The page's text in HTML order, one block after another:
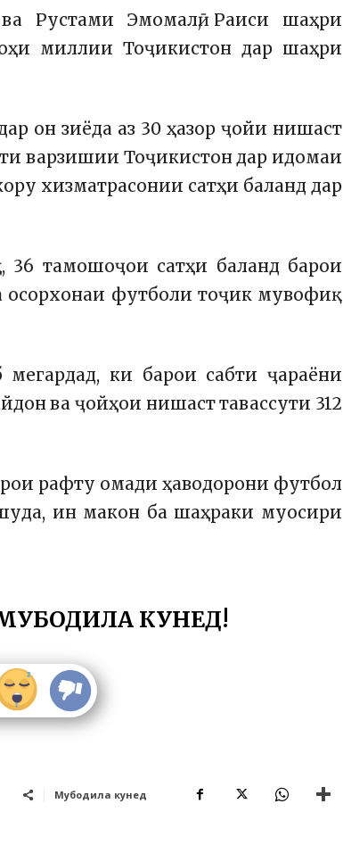
Рустами Эмомалӣ, Раиси шаҳри
миллии Тоҷикистон дар шаҳри
он зиёда аз 30 ҳазор ҷойи нишаст
варзишии Тоҷикистон дар идомаи
хизматрасонии сатҳи баланд дар
36 тамошоҷои сатҳи баланд барои
осорхонаи футболи тоҷик мувофиқ
мегардад, ки барои сабти ҷараёни
ва ҷойҳои нишаст тавассути 312
рафту омади ҳаводорони футбол
ин макон ба шаҳраки муосири
КУНЕД!
Мубодила кунед